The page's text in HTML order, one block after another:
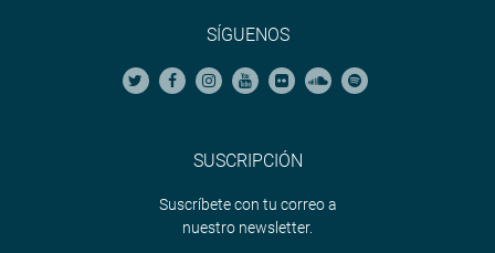
SÍGUENOS
SUSCRIPCIÓN
Suscríbete con tu correo a
nuestro newsletter.